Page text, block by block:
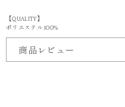
【QUALITY】
ポリエステル 100%
商品レビュー